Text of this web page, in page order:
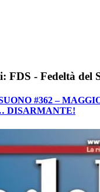
FDS - Fedeltà del
#362 –
DISARMANTE!